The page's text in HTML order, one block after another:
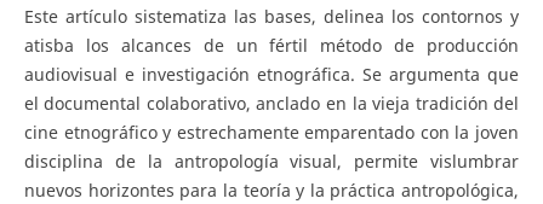
Este artículo sistematiza las bases, delinea los contornos y
atisba los alcances de un fértil método de producción
audiovisual e investigación etnográfica. Se argumenta que
el documental colaborativo, anclado en la vieja tradición del
cine etnográfico y estrechamente emparentado con la joven
disciplina de la antropología visual, permite vislumbrar
nuevos horizontes para la teoría y la práctica antropológica,